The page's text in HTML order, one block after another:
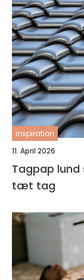
inspiration
11. April 2026
Tagpap lund sådan får du et holdbart og
tæt tag